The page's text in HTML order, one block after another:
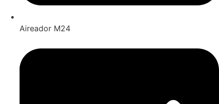
Aireador M24